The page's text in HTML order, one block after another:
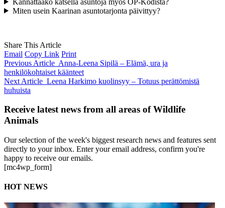
Miten usein Kaarinan asuntotarjonta päivittyy?
Share This Article
Email Copy Link Print
Previous Article Anna-Leena Sipilä – Elämä, ura ja
henkilökohtaiset käänteet
Next Article Leena Harkimo kuolinsyy – Totuus perättömistä
huhuista
Receive latest news from all areas of Wildlife
Animals
Our selection of the week's biggest research news and features sent
directly to your inbox. Enter your email address, confirm you're
happy to receive our emails.
[mc4wp_form]
HOT NEWS